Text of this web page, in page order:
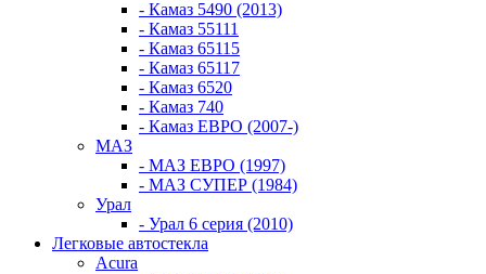
- Камаз 5490 (2013)
- Камаз 55111
- Камаз 65115
- Камаз 65117
- Камаз 6520
- Камаз 740
- Камаз ЕВРО (2007-)
МАЗ
- МАЗ ЕВРО (1997)
- МАЗ СУПЕР (1984)
Урал
- Урал 6 серия (2010)
Легковые автостекла
Acura